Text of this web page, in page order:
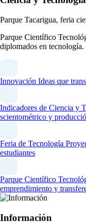
Parque Tacarigua, feria
Parque Científico
diplomados en tecnología.
Innovación Ideas que
Indicadores de Ciencia y
scientométrico y
Feria de Tecnología
estudiantes
Parque Científico
emprendimiento y
Información